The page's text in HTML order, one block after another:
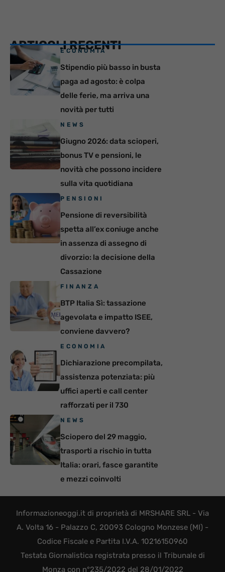
ARTICOLI RECENTI
ECONOMIA
Stipendio più basso in busta
paga ad agosto: è colpa
delle ferie, ma arriva una
novità per tutti
NEWS
Giugno 2026: data scioperi,
bonus TV e pensioni, le
novità che possono incidere
sulla vita quotidiana
PENSIONI
Pensione di reversibilità
spetta all’ex coniuge anche
in assenza di assegno di
divorzio: la decisione della
Cassazione
FINANZA
BTP Italia Sì: tassazione
agevolata e impatto ISEE,
conviene davvero?
ECONOMIA
Dichiarazione precompilata,
assistenza potenziata: più
uffici aperti e call center
rafforzati per il 730
NEWS
Sciopero del 29 maggio,
trasporti a rischio in tutta
Italia: orari, fasce garantite
e mezzi coinvolti
Informazioneoggi.it di proprietà di MRSHARE SRL - Via
A. Volta 16 - Palazzo C, 20093 Cologno Monzese (MI) -
Codice Fiscale e Partita I.V.A. 10216150960
Testata Giornalistica registrata presso il Tribunale di
Monza con n°235/2022 del 28/01/2022